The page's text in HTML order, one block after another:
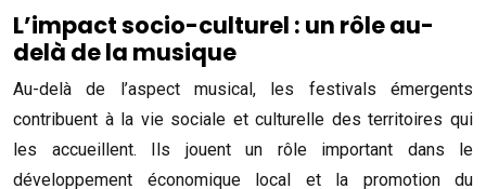
L’impact socio-culturel : un rôle au-
delà de la musique
Au-delà de l’aspect musical, les festivals émergents
contribuent à la vie sociale et culturelle des territoires qui
les accueillent. Ils jouent un rôle important dans le
développement économique local et la promotion du